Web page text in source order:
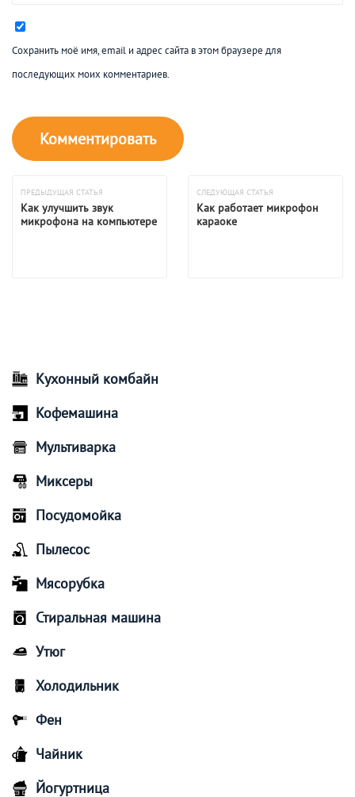
Сохранить моё имя, email и адрес сайта в этом браузере для
последующих моих комментариев.
ПРЕДЫДУЩАЯ СТАТЬЯ
Как улучшить звук
микрофона на компьютере
СЛЕДУЮЩАЯ СТАТЬЯ
Как работает микрофон
караоке
Кухонный комбайн
Кофемашина
Мультиварка
Миксеры
Посудомойка
Пылесос
Мясорубка
Стиральная машина
Утюг
Холодильник
Фен
Чайник
Йогуртница